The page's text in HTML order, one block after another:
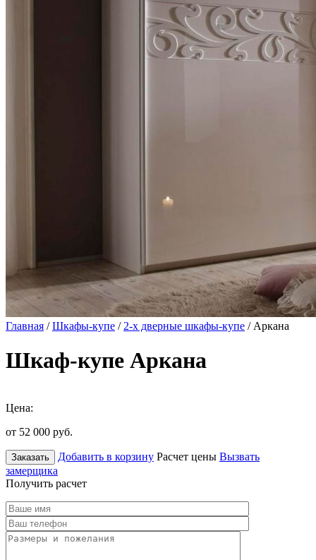
Главная /Шкафы-купе / 2-х дверные шкафы-купе / Аркана
Шкаф-купе Аркана
Цена:
от 52 000 руб.
Заказать Добавить в корзину Расчет цены Вызвать
замерщика
Получить расчет